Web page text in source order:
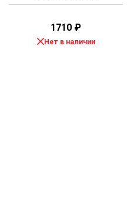
1710 ₽
Нет в наличии